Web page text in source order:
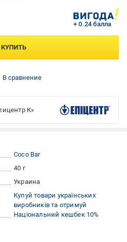
+ 0.24 балла
КУПИТЬ
В сравнение
К»
Coco Bar
40 г
Украина
Купуй товари українських
виробників та отримуй
Національний кешбек 10%